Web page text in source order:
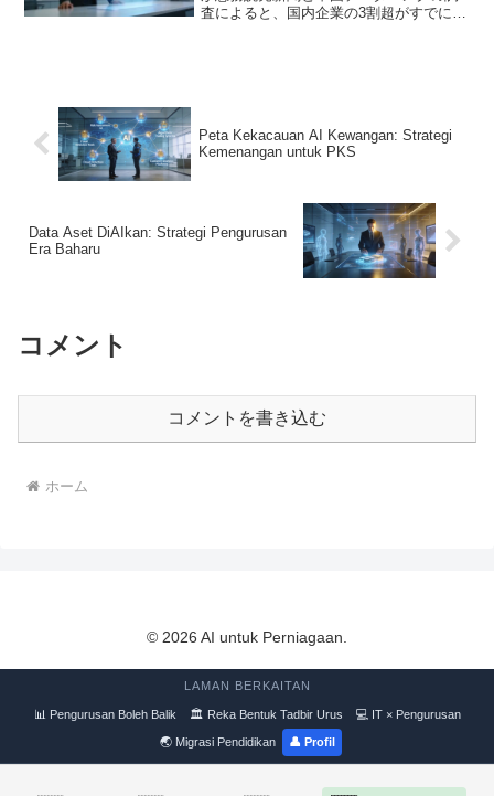
査によると、国内企業の3割超がすでに業
Peta Kekacauan AI Kewangan: Strategi
Kemenangan untuk PKS
Data Aset DiAIkan: Strategi Pengurusan
Era Baharu
コメント
コメントを書き込む
ホーム
© 2026 AI untuk Perniagaan.
LAMAN BERKAITAN
📊 Pengurusan Boleh Balik 🏛 Reka Bentuk Tadbir Urus 💻 IT × Pengurusan
🌏 Migrasi Pendidikan 👤 Profil